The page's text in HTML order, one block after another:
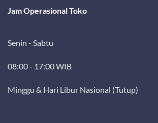
Jam Operasional Toko
Senin - Sabtu
08:00 - 17:00 WIB
Minggu & Hari Libur Nasional (Tutup)